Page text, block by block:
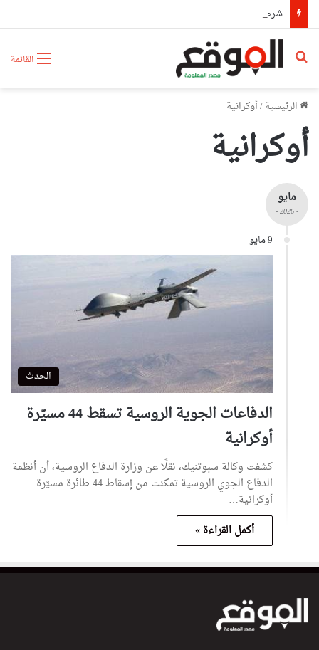
القائمة بحث عن
الرئيسية/أوكرانية
أوكرانية
مايو
- 2026 -
9 مايو
الحدث
الدفاعات الجوية الروسية تسقط 44 مسيّرة
أوكرانية
كشفت وكالة سبوتنيك، نقلًا عن وزارة الدفاع الروسية، أن أنظمة
الدفاع الجوي الروسية تمكنت من إسقاط 44 طائرة مسيّرة
أوكرانية…
أكمل القراءة »